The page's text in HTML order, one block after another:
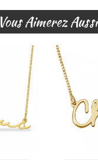
Vous Aimerez Aussi